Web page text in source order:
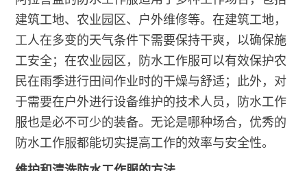
建筑工地、农业园区、户外维修等。在建筑工地，
工人在多变的天气条件下需要保持干爽，以确保施
工安全；在农业园区，防水工作服可以有效保护农
民在雨季进行田间作业时的干燥与舒适；此外，对
于需要在户外进行设备维护的技术人员，防水工作
服也是必不可少的装备。无论是哪种场合，优秀的
防水工作服都能切实提高工作的效率与安全性。